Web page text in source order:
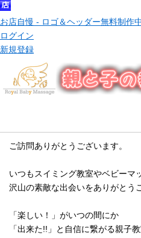
お店自慢 - ロゴ＆ヘッダー無料制作中
ログイン
新規登録
ご訪問ありがとうございます。
いつもスイミング教室やベビーマ
沢山の素敵な出会いをありがとう
「楽しい！」がいつの間にか
「出来た!!」と自信に繋がる親子